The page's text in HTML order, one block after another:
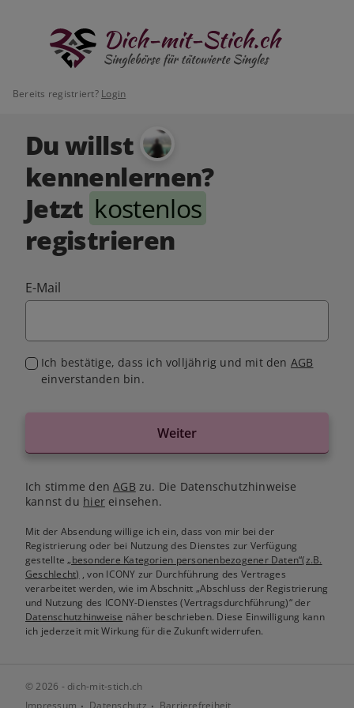
Bereits registriert? Login
Du willst
kennenlernen?
Jetzt kostenlos
registrieren
E-Mail
Ich bestätige, dass ich volljährig und mit den AGB
einverstanden bin.
Weiter
Ich stimme denAGB zu. Die Datenschutzhinweise
kannst du hiereinsehen.
Mit der Absendung willige ich ein, dass von mir bei der
Registrierung oder bei Nutzung des Dienstes zur Verfügung
gestellte„besondere Kategorien personenbezogener Daten“(z.B.
Geschlecht) , von ICONY zur Durchführung des Vertrages
verarbeitet werden, wie im Abschnitt „Abschluss der Registrierung
und Nutzung des ICONY-Dienstes (Vertragsdurchführung)“ der
Datenschutzhinweise näher beschrieben. Diese Einwilligung kann
ich jederzeit mit Wirkung für die Zukunft widerrufen.
© 2026 - dich-mit-stich.ch
Impressum
Datenschutz Barrierefreiheit